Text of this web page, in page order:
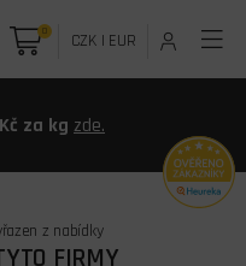
0 CZK| EUR
za kg zde.
z nabídky
FIRMY